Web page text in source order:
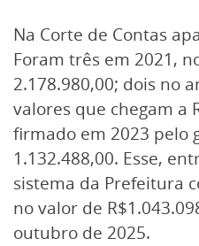
Na Corte de Contas
Foram três em 2021,
2.178.980,00; dois no
valores que chegam a
firmado em 2023 pelo
1.132.488,00. Esse,
sistema da Prefeitura
no valor de
outubro de 2025.